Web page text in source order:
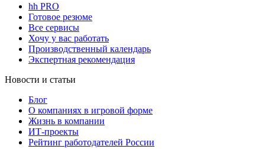
hh PRO
Готовое резюме
Все сервисы
Хочу у вас работать
Производственный календарь
Экспертная рекомендация
Новости и статьи
Блог
О компаниях в игровой форме
Жизнь в компании
ИТ-проекты
Рейтинг работодателей России